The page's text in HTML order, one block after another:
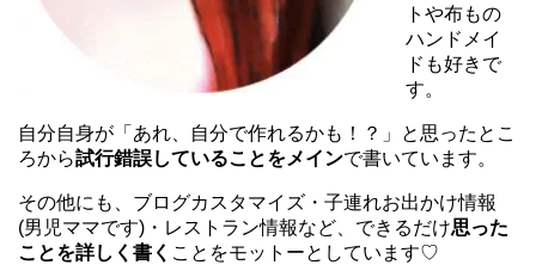
トや布もの
ハンドメイ
ドも好きで
す。
自分自身が「あれ、自分で作れるかも！？」と思ったとこ
ろから試行錯誤していることをメインで書いています。
その他にも、ブログカスタマイズ・子連れお出かけ情報
(男児ママです)・レストラン情報など、できるだけ思った
ことを詳しく書く ことをモットーとしています♡